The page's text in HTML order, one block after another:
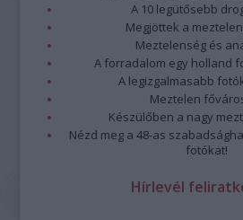
A 10 legütősebb
Megjöttek a
Meztelenség és
A forradalom egy holland
A legizgalmasabb
Meztelen
Készülőben a nagy
Nézd meg a 48-as
fotókat!
Hírlevél